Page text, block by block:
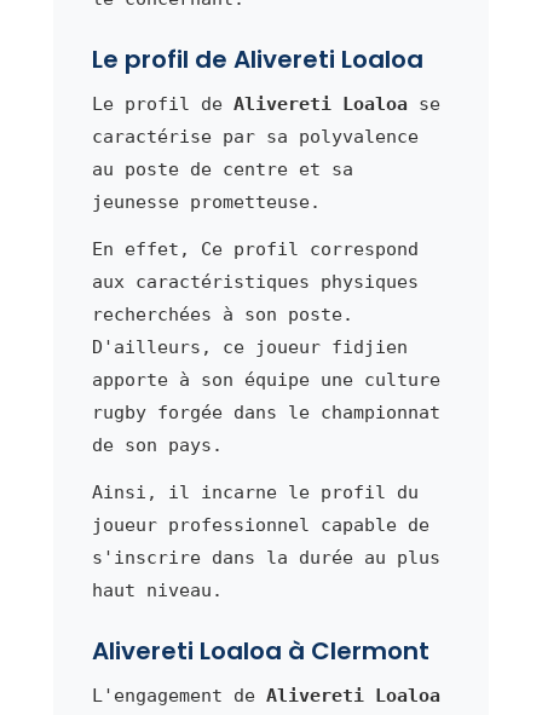
Le profil de Alivereti Loaloa
Le profil de Alivereti Loaloa se
caractérise par sa polyvalence
au poste de centre et sa
jeunesse prometteuse.
En effet, Ce profil correspond
aux caractéristiques physiques
recherchées à son poste.
D'ailleurs, ce joueur fidjien
apporte à son équipe une culture
rugby forgée dans le championnat
de son pays.
Ainsi, il incarne le profil du
joueur professionnel capable de
s'inscrire dans la durée au plus
haut niveau.
Alivereti Loaloa à Clermont
L'engagement de Alivereti Loaloa